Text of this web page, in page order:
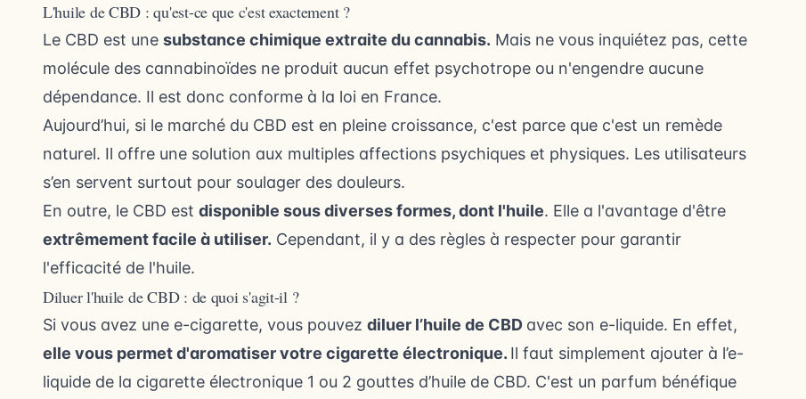
L'huile de CBD : qu'est-ce que c'est exactement ?
Le CBD est une substance chimique extraite du cannabis. Mais ne vous inquiétez pas, cette
molécule des cannabinoïdes ne produit aucun effet psychotrope ou n'engendre aucune
dépendance. Il est donc conforme à la loi en France.
Aujourd’hui, si le marché du CBD est en pleine croissance, c'est parce que c'est un remède
naturel. Il offre une solution aux multiples affections psychiques et physiques. Les utilisateurs
s’en servent surtout pour soulager des douleurs.
En outre, le CBD est disponible sous diverses formes, dont l'huile. Elle a l'avantage d'être
extrêmement facile à utiliser. Cependant, il y a des règles à respecter pour garantir
l'efficacité de l'huile.
Diluer l'huile de CBD : de quoi s'agit-il ?
Si vous avez une e-cigarette, vous pouvez diluer l’huile de CBD avec son e-liquide. En effet,
elle vous permet d'aromatiser votre cigarette électronique. Il faut simplement ajouter à l’e-
liquide de la cigarette électronique 1 ou 2 gouttes d’huile de CBD. C'est un parfum bénéfique